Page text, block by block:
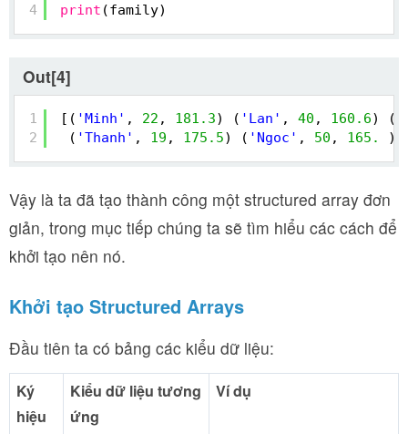
4
print (family)
Out[4]
1
2
[( 'Minh' , 22 , 181.3) ( 'Lan' , 40 , 160.6) (
( 'Thanh' , 19 , 175.5) ( 'Ngoc' , 50 , 165. )]
Vậy là ta đã tạo thành công một structured array đơn
giản, trong mục tiếp chúng ta sẽ tìm hiểu các cách để
khởi tạo nên nó.
Khởi tạo Structured Arrays
Đầu tiên ta có bảng các kiểu dữ liệu:
Ký
hiệu
Kiểu dữ liệu tương
ứng
Ví dụ